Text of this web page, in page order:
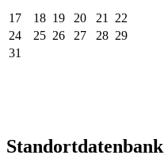
17 18 19 20 21 22
24
25 26 27 28 29
31
Standortdatenbank